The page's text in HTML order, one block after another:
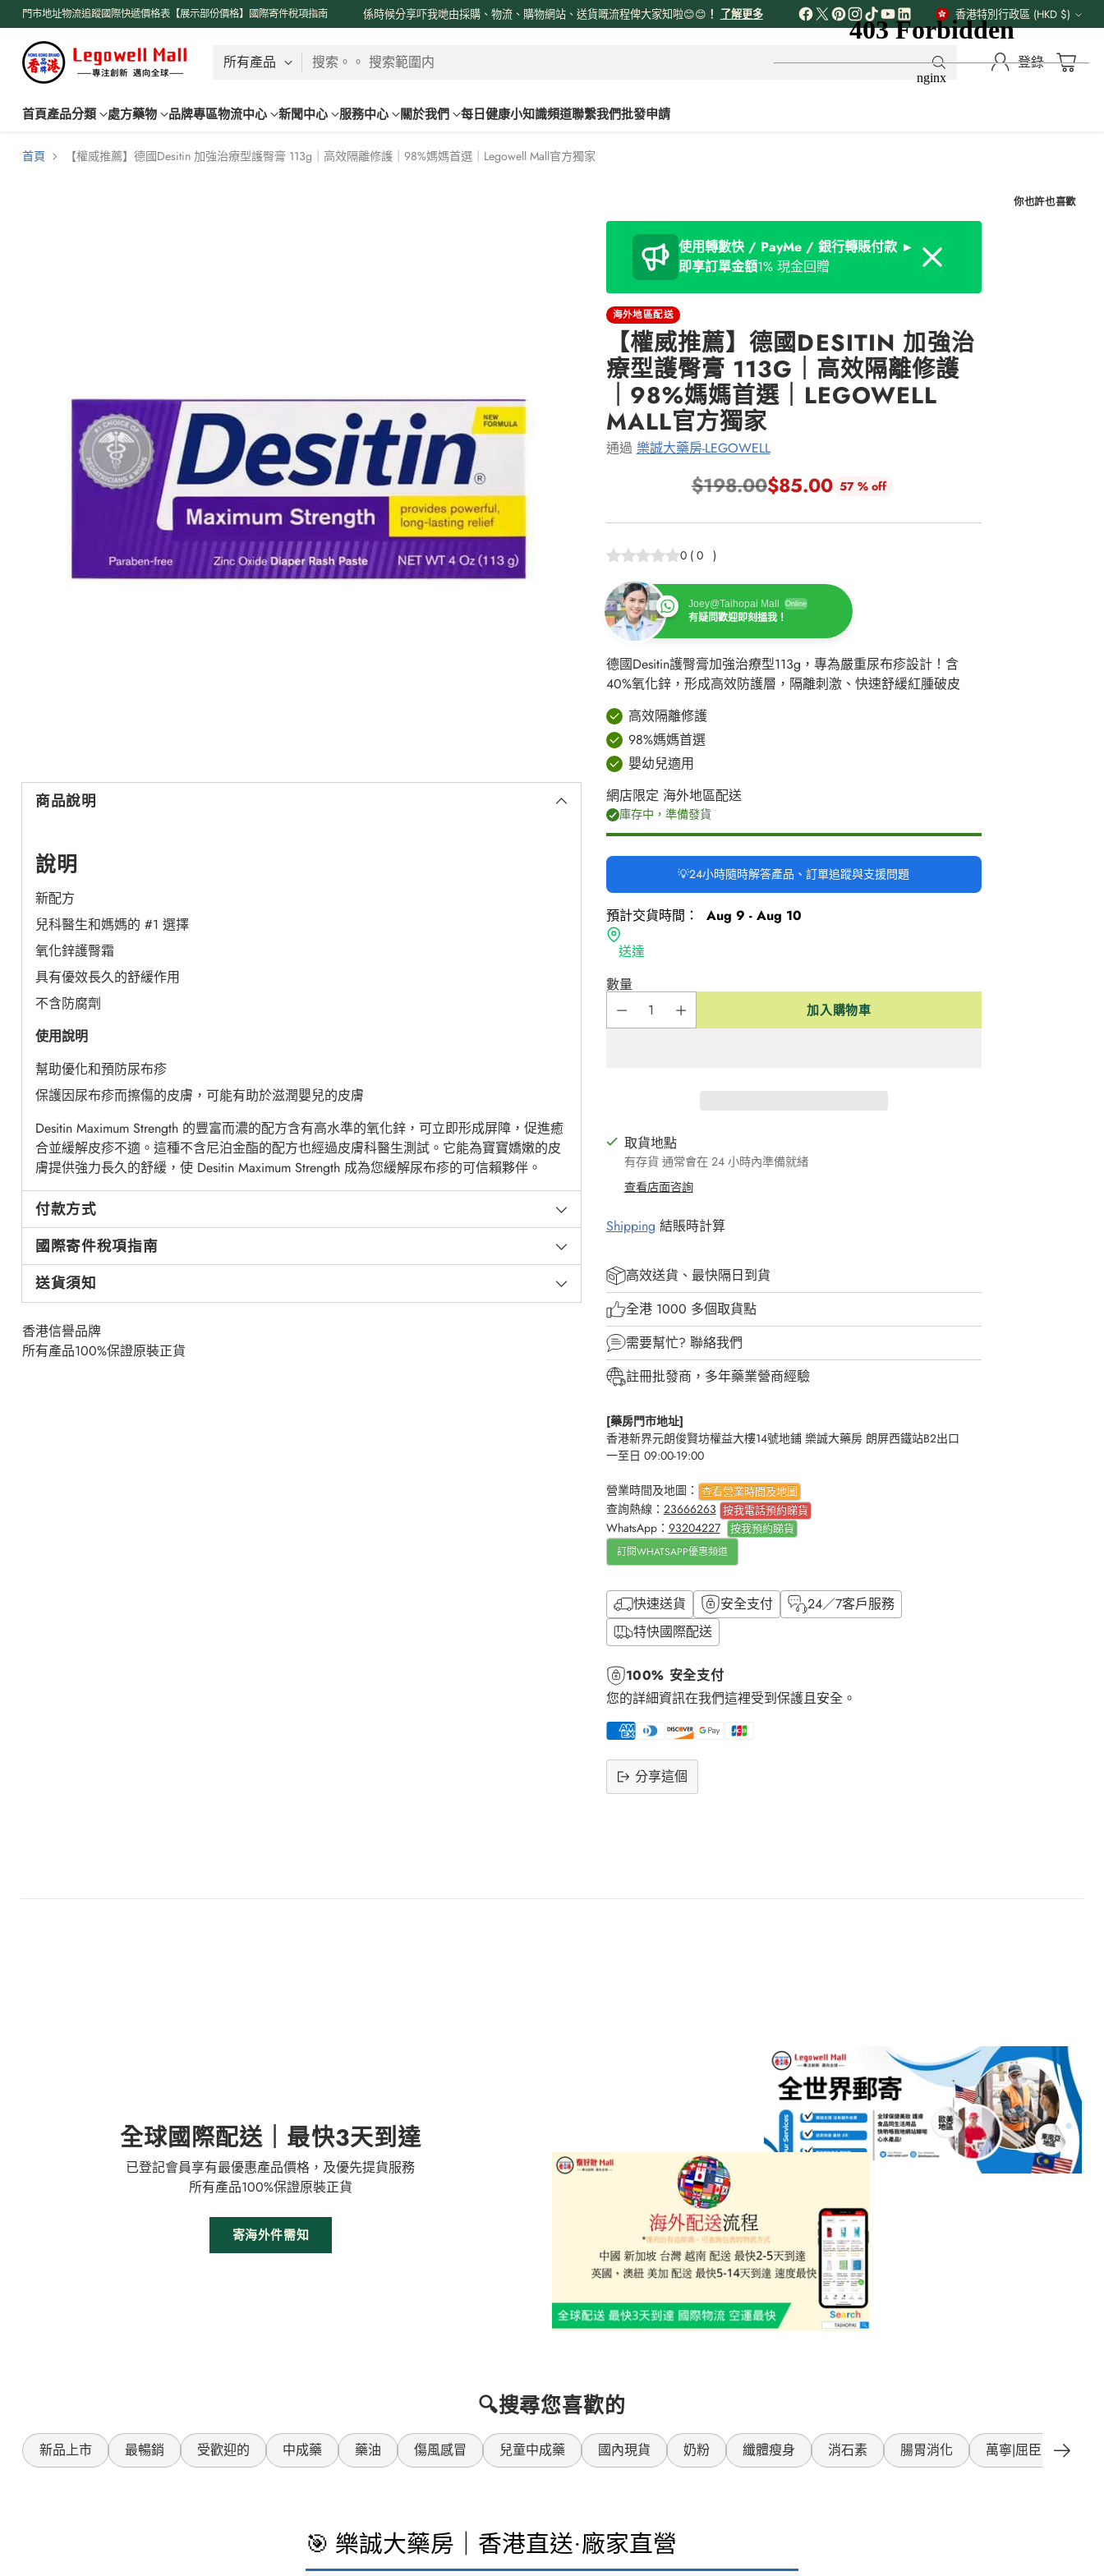
門市地址物流追蹤國際快遞價格表【展示部份價格】 國際寄件稅項指南
了解更多 係時候分享吓我哋由採購、物流、購物網站、送貨嘅流程俾大家知啦😊😊 ！ 了解更多
貨
幣
香港特別行政區 (HKD $)
搜索。。 搜索範圍内 登錄
首頁產品分類 處方藥物 品牌專區物流中心 新聞中心 服務中心 關於我們 每日健康小知識頻道聯繫我們批發申請
首頁 【權威推薦】德國Desitin 加強治療型護臀膏 113g｜高效隔離修護｜98%媽媽首選｜Legowell Mall官方獨家
商品說明
說明
新配方
兒科醫生和媽媽的 #1 選擇
氧化鋅護臀霜
具有優效長久的舒緩作用
不含防腐劑
使用說明
幫助優化和預防尿布疹
保護因尿布疹而擦傷的皮膚，可能有助於滋潤嬰兒的皮膚
Desitin Maximum Strength 的豐富而濃的配方含有高水準的氧化鋅，可立即形成屏障，促進癒
合並緩解皮疹不適。這種不含尼泊金酯的配方也經過皮膚科醫生測試。它能為寶寶嬌嫩的皮
膚提供強力長久的舒緩，使 Desitin Maximum Strength 成為您緩解尿布疹的可信賴夥伴。
付款方式
國際寄件稅項指南
送貨須知
香港信譽品牌
所有產品100%保證原裝正貨
使用轉數快 / PayMe / 銀行轉賬付款 ►
即享訂單金額1% 現金回贈
Dismiss
海外地區配送
【權威推薦】德國DESITIN 加強治
療型護臀膏 113G｜高效隔離修護
｜98%媽媽首選｜LEGOWELL
MALL官方獨家
通過 樂誠大藥房-LEGOWELL
正
常
價
格
$198.00$85.00 57 % off
0 ( 0 )
Joey@Taihopai Mall Online
有疑問歡迎即刻搵我！
德國Desitin護臀膏加強治療型113g，專為嚴重尿布疹設計！含
40%氧化鋅，形成高效防護層，隔離刺激、快速舒緩紅腫破皮
高效隔離修護
98%媽媽首選
嬰幼兒適用
網店限定 海外地區配送
庫存中，準備發貨
💡24小時隨時解答產品、訂單追蹤與支援問題
預計交貨時間：
Aug 9 - Aug 10
送達
數量
加入購物車
取貨地點
有存貨 通常會在 24 小時內準備就緒
查看店面咨詢
Shipping 結賬時計算
高效送貨、最快隔日到貨
全港 1000 多個取貨點
需要幫忙? 聯絡我們
註冊批發商，多年藥業營商經驗
[藥房門市地址]
香港新界元朗俊賢坊權益大樓14號地鋪 樂誠大藥房 朗屏西鐵站B2出口
一至日 09:00-19:00
營業時間及地圖： 查看營業時間及地圖
查詢熱線： 23666263 按我電話預約睇貨
WhatsApp： 93204227 按我預約睇貨
訂閱WHATSAPP優惠頻道
快速送貨 安全支付
24／7客戶服務
特快國際配送
100% 安全支付
您的詳細資訊在我們這裡受到保護且安全。
分享這個
到
你也許也喜歡
全球國際配送｜最快3天到達
已登記會員享有最優惠產品價格，及優先提貨服務
所有產品100%保證原裝正貨
寄海外件需知
🔍搜尋您喜歡的
新品上市 最暢銷 受歡迎的 中成藥 藥油 傷風感冒 兒童中成藥 國內現貨 奶粉 纖體瘦身 消石素 腸胃消化 萬寧|屈臣氏產品
🎯 樂誠大藥房｜香港直送·廠家直營